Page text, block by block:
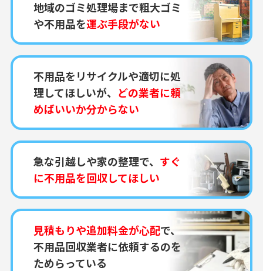
地域のゴミ処理場まで粗大ゴミ
や不用品を運ぶ手段がない
不用品をリサイクルや適切に処
理してほしいが、 どの業者に頼
めばいいか分からない
急な引越しや家の整理で、 すぐ
に不用品を回収してほしい
見積もりや追加料金が心配で、
不用品回収業者に依頼するのを
ためらっている